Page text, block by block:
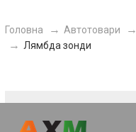
Головна Автотовари
Лямбда зонди